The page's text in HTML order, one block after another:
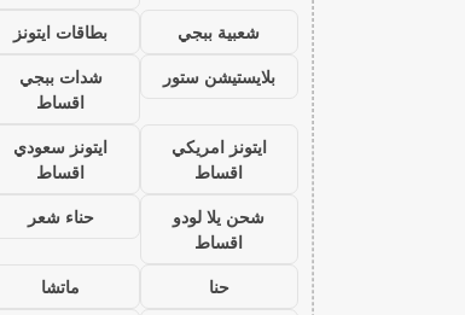
شعبية ببجي
بطاقات ايتونز
بلايستيشن ستور
شدات ببجي
اقساط
ايتونز امريكي
اقساط
ايتونز سعودي
اقساط
شحن يلا لودو
اقساط
حناء شعر
حنا
ماتشا